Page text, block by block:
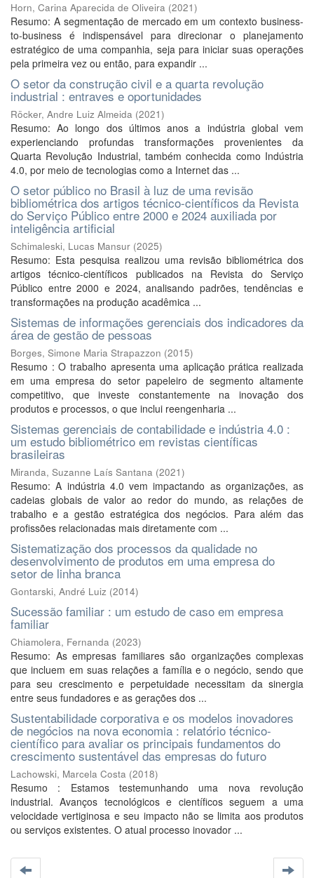
Horn, Carina Aparecida de Oliveira (2021)
Resumo: A segmentação de mercado em um contexto business-
to-business é indispensável para direcionar o planejamento
estratégico de uma companhia, seja para iniciar suas operações
pela primeira vez ou então, para expandir ...
O setor da construção civil e a quarta revolução
industrial : entraves e oportunidades
Röcker, Andre Luiz Almeida (2021)
Resumo: Ao longo dos últimos anos a indústria global vem
experienciando profundas transformações provenientes da
Quarta Revolução Industrial, também conhecida como Indústria
4.0, por meio de tecnologias como a Internet das ...
O setor público no Brasil à luz de uma revisão
bibliométrica dos artigos técnico-científicos da Revista
do Serviço Público entre 2000 e 2024 auxiliada por
inteligência artificial
Schimaleski, Lucas Mansur (2025)
Resumo: Esta pesquisa realizou uma revisão bibliométrica dos
artigos técnico-científicos publicados na Revista do Serviço
Público entre 2000 e 2024, analisando padrões, tendências e
transformações na produção acadêmica ...
Sistemas de informações gerenciais dos indicadores da
área de gestão de pessoas
Borges, Simone Maria Strapazzon (2015)
Resumo : O trabalho apresenta uma aplicação prática realizada
em uma empresa do setor papeleiro de segmento altamente
competitivo, que investe constantemente na inovação dos
produtos e processos, o que inclui reengenharia ...
Sistemas gerenciais de contabilidade e indústria 4.0 :
um estudo bibliométrico em revistas científicas
brasileiras
Miranda, Suzanne Laís Santana (2021)
Resumo: A indústria 4.0 vem impactando as organizações, as
cadeias globais de valor ao redor do mundo, as relações de
trabalho e a gestão estratégica dos negócios. Para além das
profissões relacionadas mais diretamente com ...
Sistematização dos processos da qualidade no
desenvolvimento de produtos em uma empresa do
setor de linha branca
Gontarski, André Luiz (2014)
Sucessão familiar : um estudo de caso em empresa
familiar
Chiamolera, Fernanda (2023)
Resumo: As empresas familiares são organizações complexas
que incluem em suas relações a família e o negócio, sendo que
para seu crescimento e perpetuidade necessitam da sinergia
entre seus fundadores e as gerações dos ...
Sustentabilidade corporativa e os modelos inovadores
de negócios na nova economia : relatório técnico-
científico para avaliar os principais fundamentos do
crescimento sustentável das empresas do futuro
Lachowski, Marcela Costa (2018)
Resumo : Estamos testemunhando uma nova revolução
industrial. Avanços tecnológicos e científicos seguem a uma
velocidade vertiginosa e seu impacto não se limita aos produtos
ou serviços existentes. O atual processo inovador ...